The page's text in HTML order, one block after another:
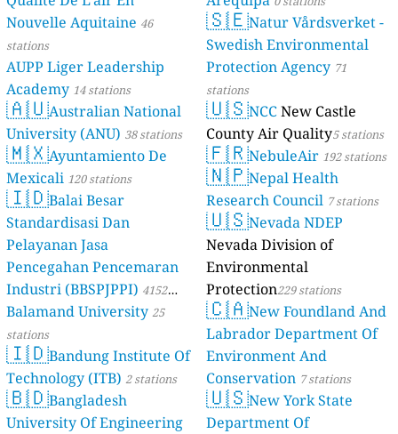
Nouvelle Aquitaine 46
stations
AUPP Liger Leadership
Academy 14 stations
🇦🇺Australian National
University (ANU) 38 stations
🇲🇽Ayuntamiento De
Mexicali 120 stations
🇮🇩Balai Besar
Standardisasi Dan
Pelayanan Jasa
Pencegahan Pencemaran
Industri (BBSPJPPI) 4152
stations
Balamand University25
stations
🇮🇩Bandung Institute Of
Technology (ITB) 2 stations
🇧🇩Bangladesh
University Of Engineering
🇸🇪Natur Vårdsverket -
Swedish Environmental
Protection Agency 71
stations
🇺🇸NCCNew Castle
County Air Quality5 stations
🇫🇷NebuleAir 192 stations
🇳🇵Nepal Health
Research Council 7 stations
🇺🇸Nevada NDEP
Nevada Division of
Environmental
Protection229 stations
🇨🇦New Foundland And
Labrador Department Of
Environment And
Conservation 7 stations
🇺🇸New York State
Department Of